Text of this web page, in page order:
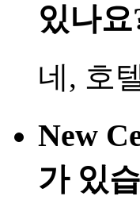
있나요
네, 호
New
가 있